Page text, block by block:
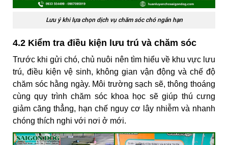
Lưu ý khi lựa chọn dịch vụ chăm sóc chó ngắn hạn
4.2 Kiểm tra điều kiện lưu trú và chăm sóc
Trước khi gửi chó, chủ nuôi nên tìm hiểu về khu vực lưu
trú, điều kiện vệ sinh, không gian vận động và chế độ
chăm sóc hằng ngày. Môi trường sạch sẽ, thông thoáng
cùng quy trình chăm sóc khoa học sẽ giúp thú cưng
giảm căng thẳng, hạn chế nguy cơ lây nhiễm và nhanh
chóng thích nghi với nơi ở mới.